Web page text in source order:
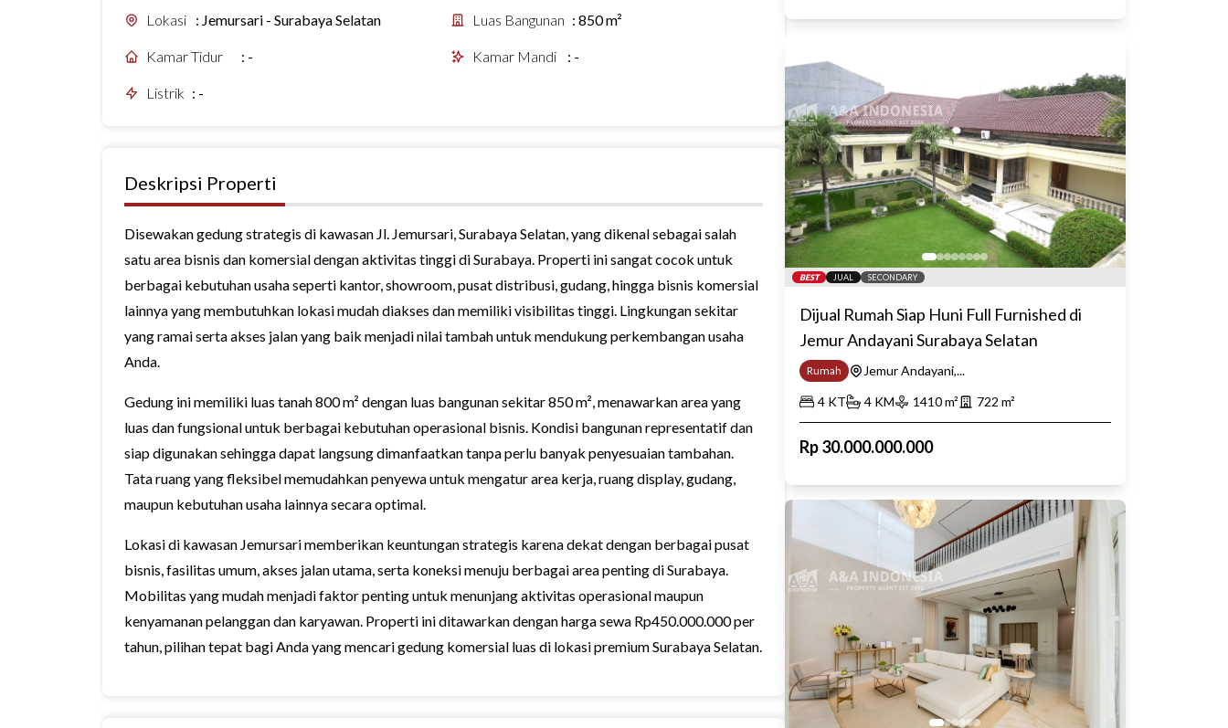
Lokasi : Jemursari - Surabaya Selatan Luas Bangunan :850 m²
Kamar Tidur : - Kamar Mandi : -
Listrik : -
Deskripsi Properti
Disewakan gedung strategis di kawasan Jl. Jemursari, Surabaya Selatan, yang dikenal sebagai salah
satu area bisnis dan komersial dengan aktivitas tinggi di Surabaya. Properti ini sangat cocok untuk
berbagai kebutuhan usaha seperti kantor, showroom, pusat distribusi, gudang, hingga bisnis komersial
lainnya yang membutuhkan lokasi mudah diakses dan memiliki visibilitas tinggi. Lingkungan sekitar
yang ramai serta akses jalan yang baik menjadi nilai tambah untuk mendukung perkembangan usaha
Anda.
Gedung ini memiliki luas tanah 800 m² dengan luas bangunan sekitar 850 m², menawarkan area yang
luas dan fungsional untuk berbagai kebutuhan operasional bisnis. Kondisi bangunan representatif dan
siap digunakan sehingga dapat langsung dimanfaatkan tanpa perlu banyak penyesuaian tambahan.
Tata ruang yang fleksibel memudahkan penyewa untuk mengatur area kerja, ruang display, gudang,
maupun kebutuhan usaha lainnya secara optimal.
Lokasi di kawasan Jemursari memberikan keuntungan strategis karena dekat dengan berbagai pusat
bisnis, fasilitas umum, akses jalan utama, serta koneksi menuju berbagai area penting di Surabaya.
Mobilitas yang mudah menjadi faktor penting untuk menunjang aktivitas operasional maupun
kenyamanan pelanggan dan karyawan. Properti ini ditawarkan dengan harga sewa Rp450.000.000 per
tahun, pilihan tepat bagi Anda yang mencari gedung komersial luas di lokasi premium Surabaya Selatan.
BEST JUAL SECONDARY
Dijual Rumah Siap Huni Full Furnished di
Jemur Andayani Surabaya Selatan
Rumah
Jemur Andayani,...
4KT 4KM 1410m² 722 m²
Rp30.000.000.000